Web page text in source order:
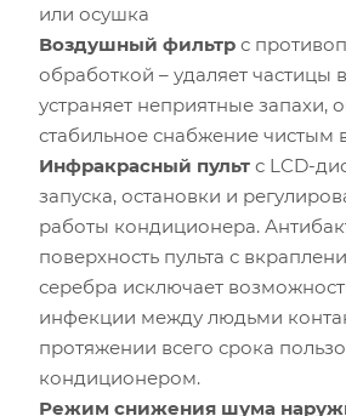
или осушка
Воздушный фильтр с
обработкой – удаляет частицы
устраняет неприятные запахи,
стабильное снабжение чистым
Инфракрасный пульт с LCD-
запуска, остановки и
работы кондиционера.
поверхность пульта с
серебра исключает
инфекции между людьми
протяжении всего срока
кондиционером.
Режим снижения шума